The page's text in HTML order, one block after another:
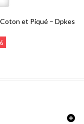
et Piqué – Dpkes